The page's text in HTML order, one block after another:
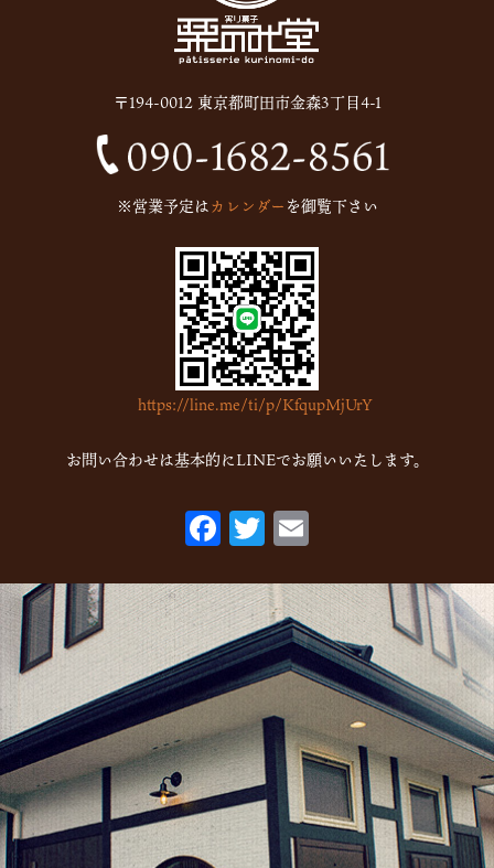
〒194-0012 東京都町田市金森3丁目4-1
※営業予定はカレンダーを御覧下さい
https://line.me/ti/p/KfqupMjUrY
お問い合わせは基本的にLINEでお願いいたします。
F
ac
eb
o
o
k
T
w
itt
er
ai
l